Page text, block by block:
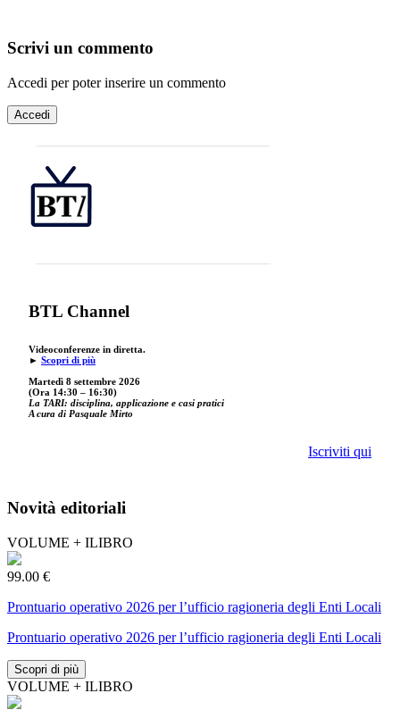
Scrivi un commento
Accedi per poter inserire un commento
Accedi
BTL Channel
Videoconferenze in diretta.
► Scopri di più
Martedì 8 settembre 2026
(Ora 14:30 – 16:30)
La TARI: disciplina, applicazione e casi pratici
A cura di Pasquale Mirto
Iscriviti qui
Novità editoriali
VOLUME + ILIBRO
99.00 €
Prontuario operativo 2026 per l’ufficio ragioneria degli Enti Locali
Prontuario operativo 2026 per l’ufficio ragioneria degli Enti Locali
Scopri di più
VOLUME + ILIBRO